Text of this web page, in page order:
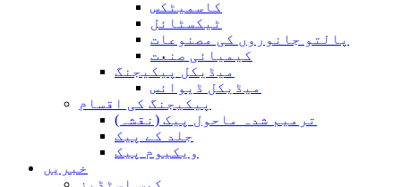
کاسمیٹکس
ٹیکسٹائل
پالتو جانوروں کی مصنوعات
کیمیائی صنعت
میڈیکل پیکیجنگ
میڈیکل ڈیوائس
پیکیجنگ کی اقسام
ترمیم شدہ ماحول پیک (نقشہ)
جلد کے پیک
ویکیوم پیک
خبریں
کیس اسٹڈیز